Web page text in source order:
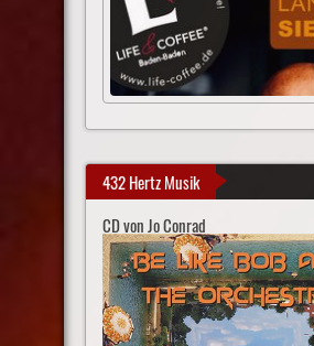
432 Hertz Musik
CD von Jo Conrad